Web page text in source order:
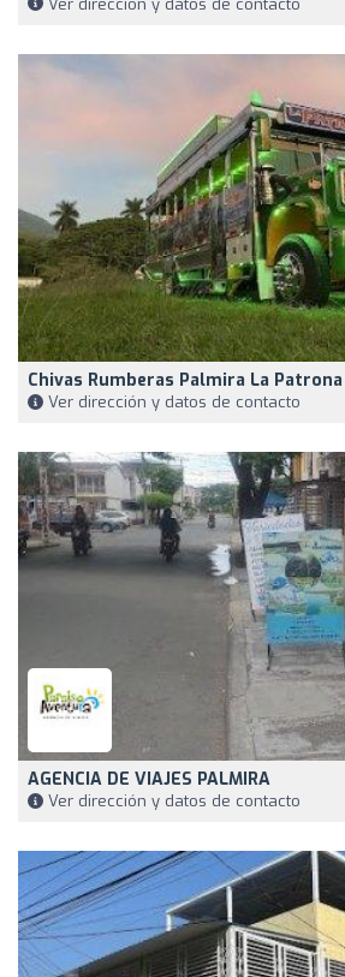
Chivas Rumberas Palmira La Patrona
Ver dirección y datos de contacto
AGENCIA DE VIAJES PALMIRA
Ver dirección y datos de contacto